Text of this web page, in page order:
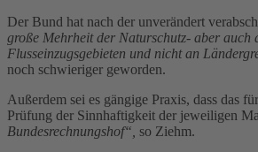
Der Bund hat nach der unverändert
große Mehrheit der Naturschutz- aber auch
Flusseinzugsgebieten und nicht an
noch schwieriger geworden.
Außerdem sei es gängige Praxis, dass das
Prüfung der Sinnhaftigkeit der jeweiligen
Bundesrechnungshof“, so Ziehm.